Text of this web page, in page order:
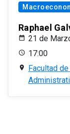
Raphael
21 de
17:00
Facultad